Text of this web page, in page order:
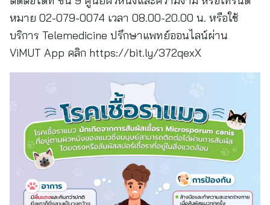
หมาย 02-079-0074 เวลา 08.00-20.00 น. หรือใช้
บริการ Telemedicine ปรึกษาแพทย์ออนไลน์ผ่าน
ViMUT App คลิก https://bit.ly/372qexX